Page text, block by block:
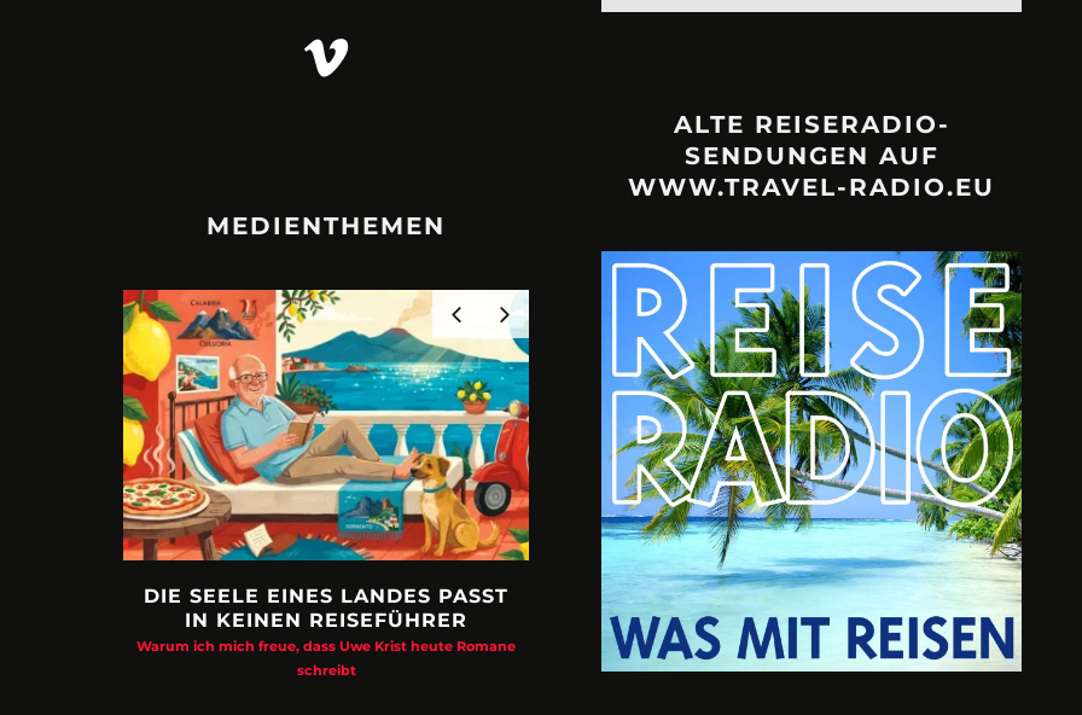
MEDIENTHEMEN
DIE SEELE EINES LANDES PASST
IN KEINEN REISEFÜHRER
Warum ich mich freue, dass Uwe Krist heute Romane
schreibt
URLAUBSFRUST – IST REISEN
KAPUTT?
Philipp Laage „Travel is broken“ - Wege aus der
Urlaubsfalle
A3M –
Mit Krisen-
ALTE REISERADIO-
SENDUNGEN AUF
WWW.TRAVEL-RADIO.EU